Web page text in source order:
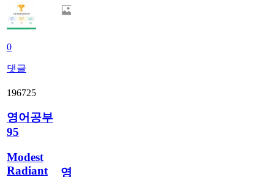
0
댓글
196725
영어공부
95
Modest
Radiant
영